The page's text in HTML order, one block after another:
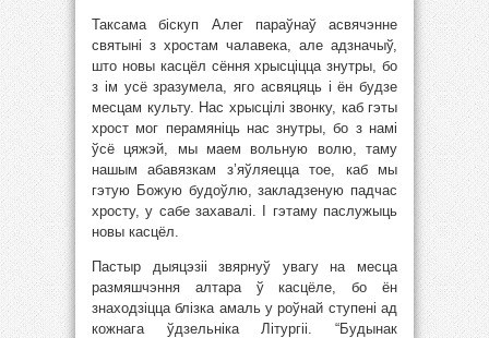
Таксама біскуп Алег параўнаў асвячэнне
святыні з хростам чалавека, але адзначыў,
што новы касцёл сёння хрысціцца знутры, бо
з ім усё зразумела, яго асвяцяць і ён будзе
месцам культу. Нас хрысцілі звонку, каб гэты
хрост мог перамяніць нас знутры, бо з намі
ўсё цяжэй, мы маем вольную волю, таму
нашым абавязкам з’яўляецца тое, каб мы
гэтую Божую будоўлю, закладзеную падчас
хросту, у сабе захавалі. І гэтаму паслужыць
новы касцёл.
Пастыр дыяцэзіі звярнуў увагу на месца
размяшчэння алтара ў касцёле, бо ён
знаходзіцца блізка амаль у роўнай ступені ад
кожнага ўдзельніка Літургіі. “Будынак